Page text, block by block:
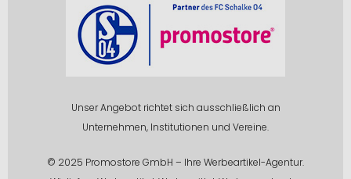
Unser Angebot richtet sich ausschließlich an
Unternehmen, Institutionen und Vereine.
© 2025 Promostore GmbH – Ihre Werbeartikel-Agentur.